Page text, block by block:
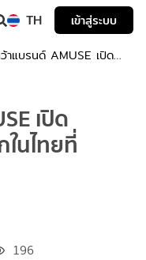
TH
เข้าสู่ระบบ
าแบรนด์ AMUSE เปิด
เปิด
นไทยที่
196